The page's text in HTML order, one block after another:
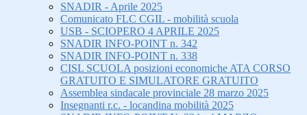
SNADIR - Aprile 2025
Comunicato FLC CGIL - mobilità scuola
USB - SCIOPERO 4 APRILE 2025
SNADIR INFO-POINT n. 342
SNADIR INFO-POINT n. 338
CISL SCUOLA posizioni economiche ATA CORSO
GRATUITO E SIMULATORE GRATUITO
Assemblea sindacale provinciale 28 marzo 2025
Insegnanti r.c. - locandina mobilità 2025